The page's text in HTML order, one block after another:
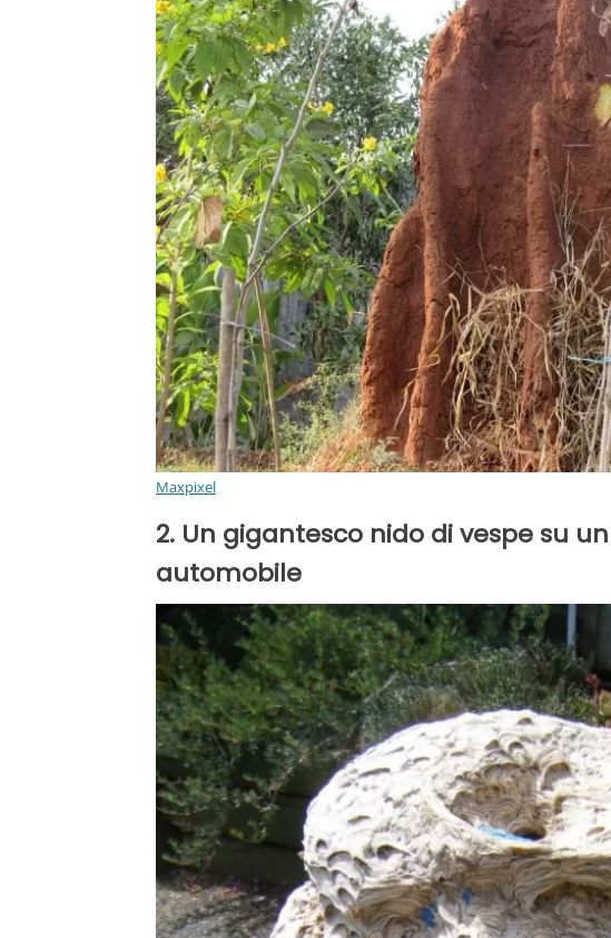
Maxpixel
2. Un gigantesco nido di vespe su
automobile